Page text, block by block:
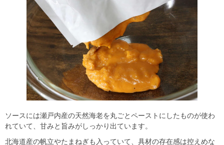
ソースには瀬戸内産の天然海老を丸ごとペーストにしたものが使わ
れていて、甘みと旨みがしっかり出ています。
北海道産の帆立やたまねぎも入っていて、具材の存在感は控えめな